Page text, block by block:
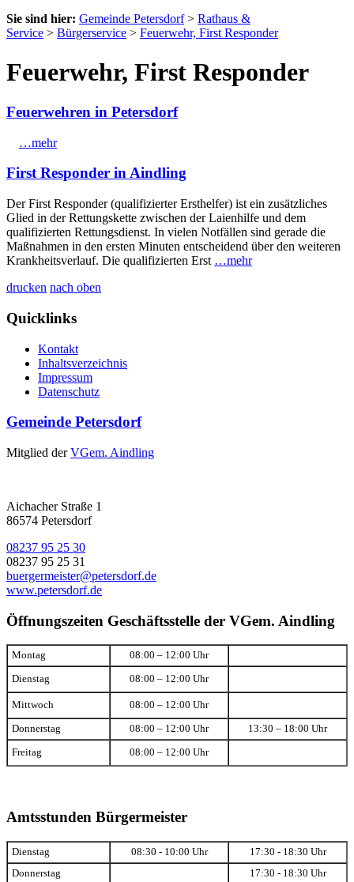
Sie sind hier: Gemeinde Petersdorf> Rathaus &
Service > Bürgerservice > Feuerwehr, First Responder
Feuerwehr, First Responder
Feuerwehren in Petersdorf
…mehr
First Responder in Aindling
Der First Responder (qualifizierter Ersthelfer) ist ein zusätzliches
Glied in der Rettungskette zwischen der Laienhilfe und dem
qualifizierten Rettungsdienst. In vielen Notfällen sind gerade die
Maßnahmen in den ersten Minuten entscheidend über den weiteren
Krankheitsverlauf. Die qualifizierten Erst …mehr
drucken nach oben
Quicklinks
Kontakt
Inhaltsverzeichnis
Impressum
Datenschutz
Gemeinde Petersdorf
Mitglied derVGem. Aindling
Aichacher Straße 1
86574 Petersdorf
08237 95 25 30
08237 95 25 31
buergermeister@petersdorf.de
www.petersdorf.de
Öffnungszeiten Geschäftsstelle der VGem. Aindling
Montag 08:00 – 12:00 Uhr
Dienstag 08:00 – 12:00 Uhr
Mittwoch 08:00 – 12:00 Uhr
Donnerstag 08:00 – 12:00 Uhr 13:30 – 18:00 Uhr
Freitag 08:00 – 12:00 Uhr
Amtsstunden Bürgermeister
Dienstag 08:30 - 10:00 Uhr
17:30 - 18:30 Uhr
Donnerstag
17:30 - 18:30 Uhr